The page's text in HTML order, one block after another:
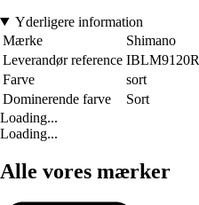
Yderligere information
Mærke
Shimano
Leverandør reference IBLM9120R
Farve
sort
Dominerende farve
Sort
Loading...
Loading...
Alle vores mærker